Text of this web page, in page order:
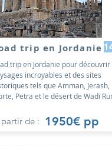
trip en Jordanie
trip en Jordanie pour découvrir
incroyables et des sites
tels que Amman,
Petra et le désert de Wadi
de : 1950€ pp